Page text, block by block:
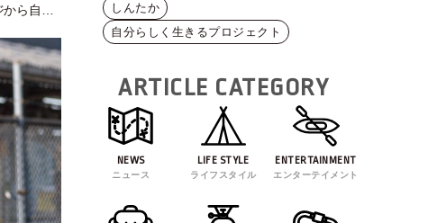
ら自分
来たこと
しんたか
自分らしく生きるプロジェクト
ARTICLE CATEGORY
NEWS
ニュース
LIFE STYLE
ライフスタイル
ENTERTAINMENT
エンターテイメント